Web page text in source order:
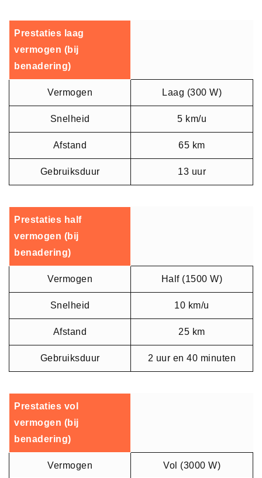
Prestaties laag
vermogen (bij
benadering)
Vermogen Laag (300 W)
Snelheid 5 km/u
Afstand 65 km
Gebruiksduur 13 uur
Prestaties half
vermogen (bij
benadering)
Vermogen Half (1500 W)
Snelheid 10 km/u
Afstand 25 km
Gebruiksduur 2 uur en 40 minuten
Prestaties vol
vermogen (bij
benadering)
Vermogen Vol (3000 W)